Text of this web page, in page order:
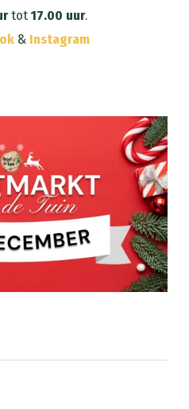
tot17.00 uur.
& Instagram